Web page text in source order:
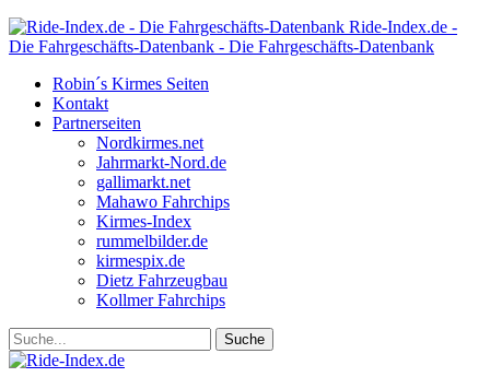
Ride-Index.de -
Die Fahrgeschäfts-Datenbank - Die Fahrgeschäfts-Datenbank
Robin´s Kirmes Seiten
Kontakt
Partnerseiten
Nordkirmes.net
Jahrmarkt-Nord.de
gallimarkt.net
Mahawo Fahrchips
Kirmes-Index
rummelbilder.de
kirmespix.de
Dietz Fahrzeugbau
Kollmer Fahrchips